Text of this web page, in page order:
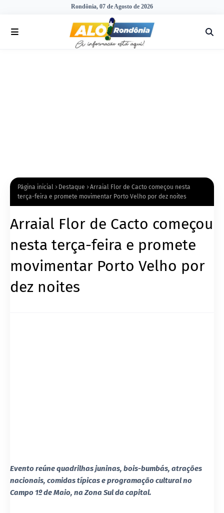
Rondônia, 07 de Agosto de 2026
Página inicial Destaque
Arraial Flor de Cacto começou nesta
terça-feira e promete movimentar Porto Velho por dez noites
Arraial Flor de Cacto começou
nesta terça-feira e promete
movimentar Porto Velho por
dez noites
Evento reúne quadrilhas juninas, bois-bumbás, atrações
nacionais, comidas típicas e programação cultural no
Campo 1º de Maio, na Zona Sul da capital.